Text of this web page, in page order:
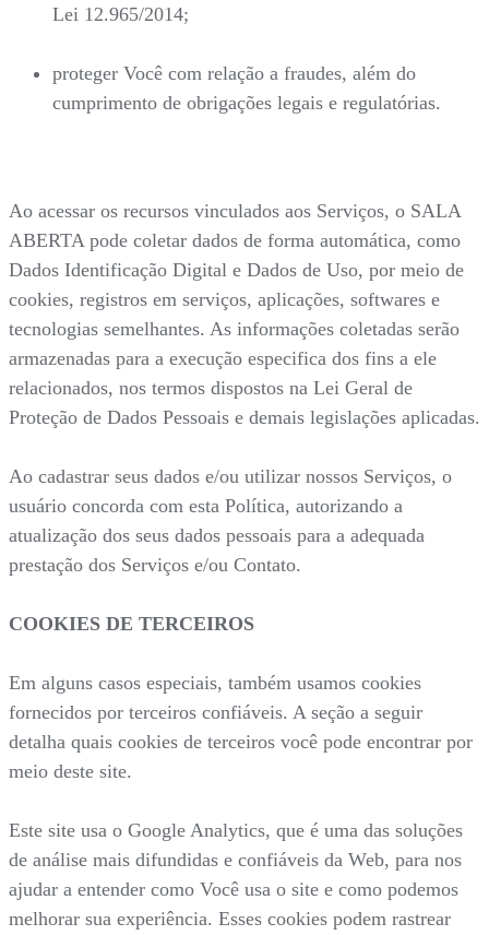
Lei 12.965/2014;
proteger Você com relação a fraudes, além do
cumprimento de obrigações legais e regulatórias.
Ao acessar os recursos vinculados aos Serviços, o SALA
ABERTA pode coletar dados de forma automática, como
Dados Identificação Digital e Dados de Uso, por meio de
cookies, registros em serviços, aplicações, softwares e
tecnologias semelhantes. As informações coletadas serão
armazenadas para a execução especifica dos fins a ele
relacionados, nos termos dispostos na Lei Geral de
Proteção de Dados Pessoais e demais legislações aplicadas.
Ao cadastrar seus dados e/ou utilizar nossos Serviços, o
usuário concorda com esta Política, autorizando a
atualização dos seus dados pessoais para a adequada
prestação dos Serviços e/ou Contato.
COOKIES DE TERCEIROS
Em alguns casos especiais, também usamos cookies
fornecidos por terceiros confiáveis. A seção a seguir
detalha quais cookies de terceiros você pode encontrar por
meio deste site.
Este site usa o Google Analytics, que é uma das soluções
de análise mais difundidas e confiáveis da Web, para nos
ajudar a entender como Você usa o site e como podemos
melhorar sua experiência. Esses cookies podem rastrear